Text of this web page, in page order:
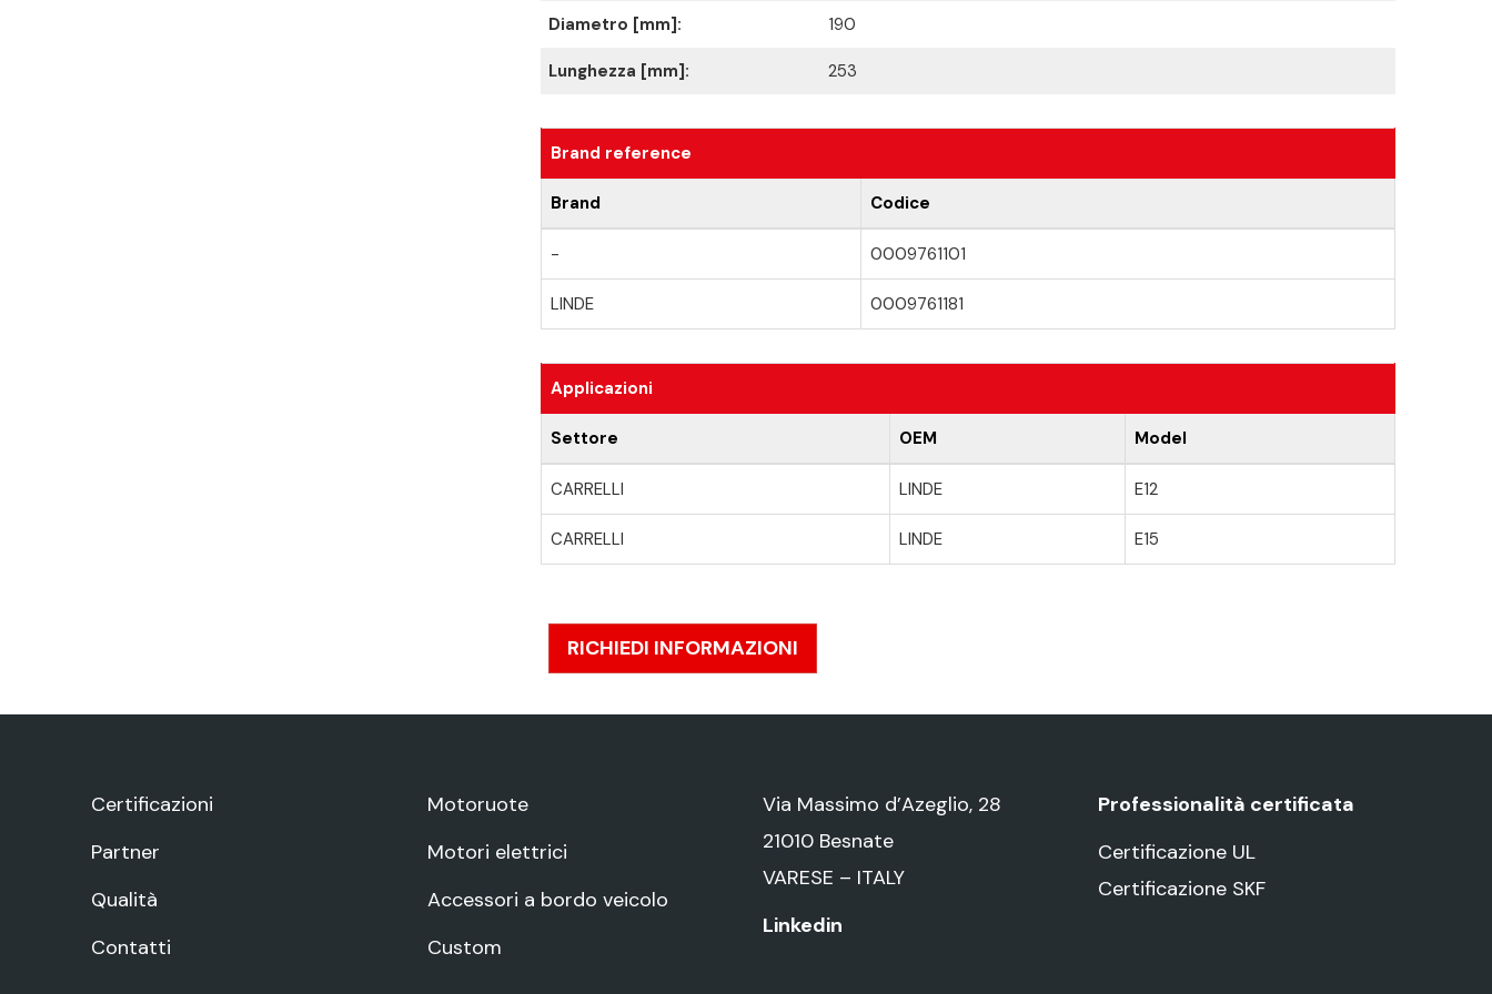
Diametro [mm]: 190
Lunghezza [mm]: 253
Brand reference
Brand Codice
- 0009761101
LINDE 0009761181
Applicazioni
Settore OEM Model
CARRELLI LINDE E12
CARRELLI LINDE E15
RICHIEDI INFORMAZIONI
Certificazioni
Partner
Qualità
Contatti
Motoruote
Motori elettrici
Accessori a bordo veicolo
Custom
Via Massimo d’Azeglio, 28
21010 Besnate
VARESE – ITALY
Linkedin
Professionalità certificata
Certificazione UL
Certificazione SKF